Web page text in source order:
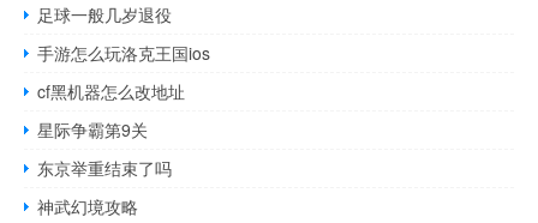
足球一般几岁退役
手游怎么玩洛克王国ios
cf黑机器怎么改地址
星际争霸第9关
东京举重结束了吗
神武幻境攻略